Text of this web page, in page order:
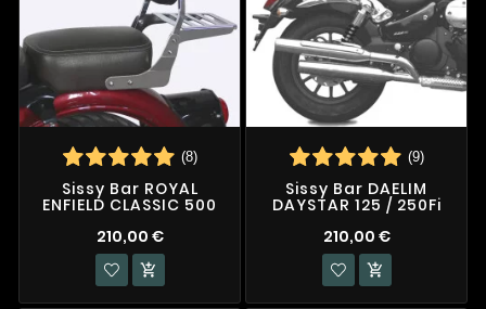
(8)
Sissy Bar ROYAL
ENFIELD CLASSIC 500
210,00 €

(9)
Sissy Bar DAELIM
DAYSTAR 125 / 250Fi
210,00 €
